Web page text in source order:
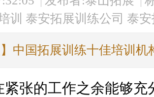
训 泰安拓展训练公司 泰
】中国拓展训练十佳培训
紧张的工作之余能够